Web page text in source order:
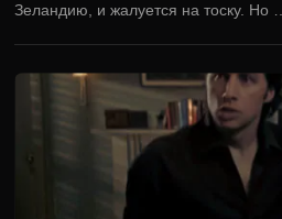
Зеландию, и жалуется на тоску. Но …